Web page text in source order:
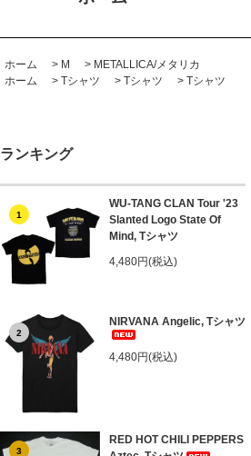
ホーム > M > METALLICA/メタリカ
ホーム
> Tシャツ > Tシャツ > Tシャツ
ランキング
1
WU-TANG CLAN Tour '23
Slanted Logo State Of
Mind, Tシャツ
4,480円(税込)
2
NIRVANA Angelic, Tシャツ
4,480円(税込)
3
RED HOT CHILI PEPPERS